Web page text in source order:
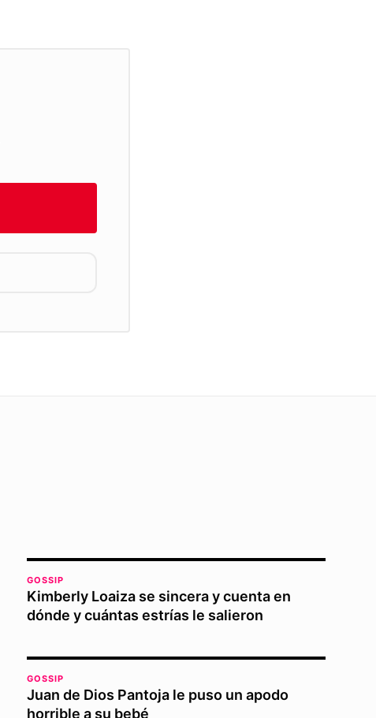
GOSSIP
Kimberly Loaiza se sincera y cuenta en
dónde y cuántas estrías le salieron
GOSSIP
Juan de Dios Pantoja le puso un apodo
horrible a su bebé